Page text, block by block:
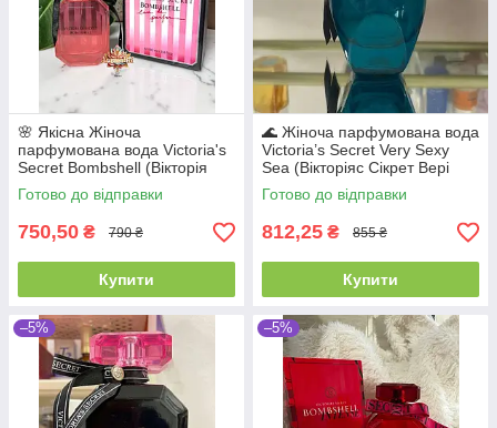
🌸 Якісна Жіноча
парфумована вода Victoria's
Secret Bombshell (Вікторія
Сікрет Бомбшелл) 100 мл.
Стійкий фруктовый аромат
Готово до відправки
750,50 ₴ 790 ₴
Купити
🌊 Жіноча парфумована вода
Victoria’s Secret Very Sexy
Sea (Вікторіяс Сікрет Вері
Сексі Сі) 100 мл. Морський
аромат з цитрусами
Готово до відправки
812,25 ₴ 855 ₴
Купити
–5% –5%